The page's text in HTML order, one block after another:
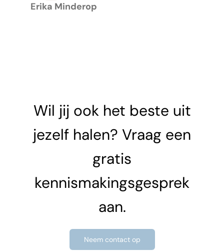
Erika Minderop
Wil jij ook het beste uit
jezelf halen? Vraag een
gratis
kennismakingsgesprek
aan.
Neem contact op